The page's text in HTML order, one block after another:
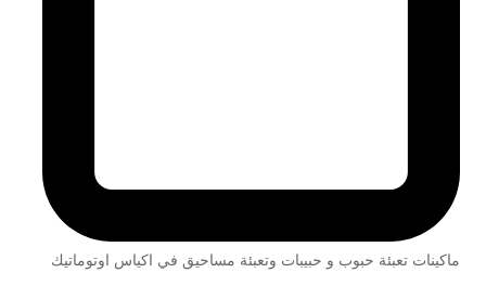
ماكينات تعبئة حبوب و حبيبات وتعبئة مساحيق في اكياس اوتوماتيك